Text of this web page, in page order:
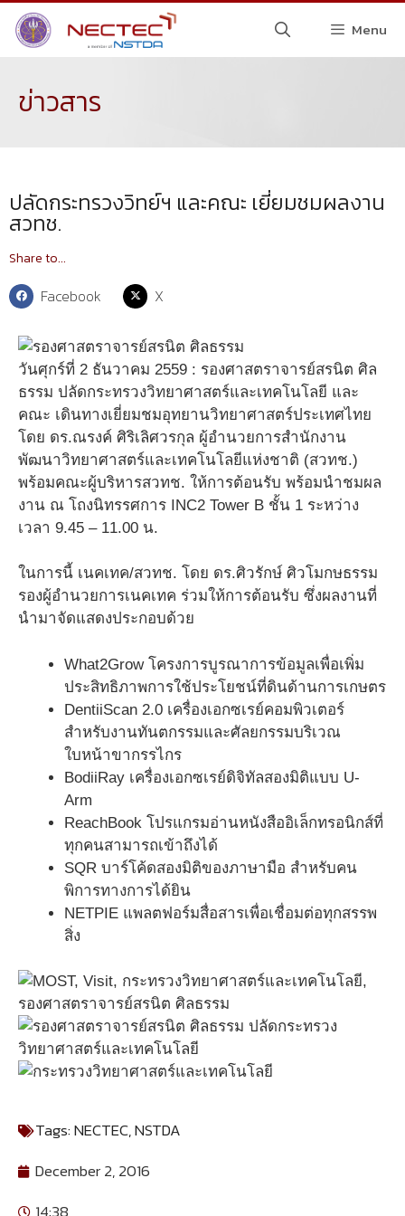
Menu
ข่าวสาร
ปลัดกระทรวงวิทย์ฯ และคณะ เยี่ยมชมผลงาน
สวทช.
Share to...
Facebook X
วันศุกร์ที่ 2 ธันวาคม 2559 : รองศาสตราจารย์สรนิต ศิล
ธรรม ปลัดกระทรวงวิทยาศาสตร์และเทคโนโลยี และ
คณะ เดินทางเยี่ยมชมอุทยานวิทยาศาสตร์ประเทศไทย
โดย ดร.ณรงค์ ศิริเลิศวรกุล ผู้อำนวยการสำนักงาน
พัฒนาวิทยาศาสตร์และเทคโนโลยีแห่งชาติ (สวทช.)
พร้อมคณะผู้บริหารสวทช. ให้การต้อนรับ พร้อมนำชมผล
งาน ณ โถงนิทรรศการ INC2 Tower B ชั้น 1 ระหว่าง
เวลา 9.45 – 11.00 น.
ในการนี้ เนคเทค/สวทช. โดย ดร.ศิวรักษ์ ศิวโมกษธรรม
รองผู้อำนวยการเนคเทค ร่วมให้การต้อนรับ ซึ่งผลงานที่
นำมาจัดแสดงประกอบด้วย
What2Grow โครงการบูรณาการข้อมูลเพื่อเพิ่ม
ประสิทธิภาพการใช้ประโยชน์ที่ดินด้านการเกษตร
DentiiScan 2.0 เครื่องเอกซเรย์คอมพิวเตอร์
สำหรับงานทันตกรรมและศัลยกรรมบริเวณ
ใบหน้าขากรรไกร
BodiiRay เครื่องเอกซเรย์ดิจิทัลสองมิติแบบ U-
Arm
ReachBook โปรแกรมอ่านหนังสืออิเล็กทรอนิกส์ที่
ทุกคนสามารถเข้าถึงได้
SQR บาร์โค้ดสองมิติของภาษามือ สำหรับคน
พิการทางการได้ยิน
NETPIE แพลตฟอร์มสื่อสารเพื่อเชื่อมต่อทุกสรรพ
สิ่ง
Tags:NECTEC,NSTDA
December 2, 2016